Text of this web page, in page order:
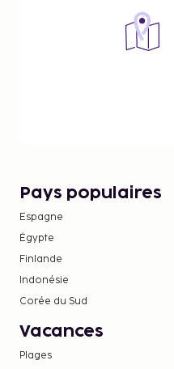
Pays populaires
Espagne
Égypte
Finlande
Indonésie
Corée du Sud
Vacances
Plages